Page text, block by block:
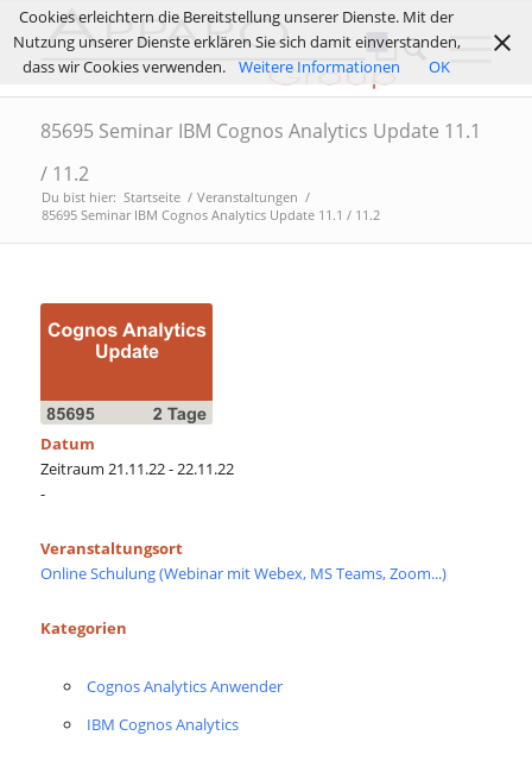
85695 Seminar IBM Cognos Analytics Update 11.1
/ 11.2
Du bist hier: Startseite / Veranstaltungen /
85695 Seminar IBM Cognos Analytics Update 11.1 / 11.2
Datum
Zeitraum 21.11.22 - 22.11.22
-
Veranstaltungsort
Online Schulung (Webinar mit Webex, MS Teams, Zoom...)
Kategorien
Cognos Analytics Anwender
IBM Cognos Analytics
Cookies erleichtern die Bereitstellung unserer Dienste. Mit der
Nutzung unserer Dienste erklären Sie sich damit einverstanden,
dass wir Cookies verwenden.
Weitere Informationen OK